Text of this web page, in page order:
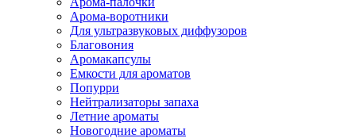
Арома-воротники
Для ультразвуковых диффузоров
Благовония
Аромакапсулы
Емкости для ароматов
Попурри
Нейтрализаторы запаха
Летние ароматы
Новогодние ароматы